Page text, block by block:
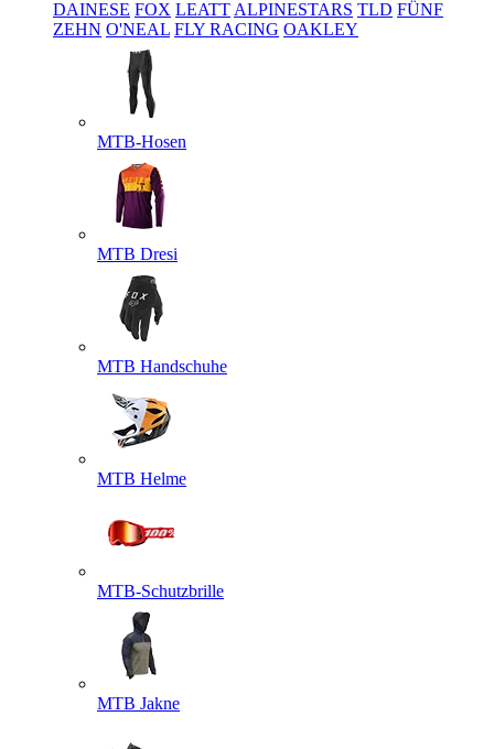
DAINESE FOX LEATT ALPINESTARS TLD FÜNF
ZEHN O'NEAL FLY RACING OAKLEY
MTB-Hosen
MTB Dresi
MTB Handschuhe
MTB Helme
MTB-Schutzbrille
MTB Jakne